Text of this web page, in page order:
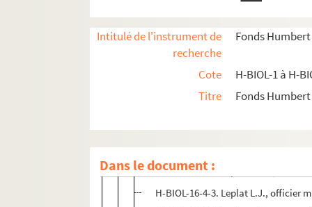
Intitulé de l'instrument de
recherche
Fonds
Cote
H-BIOL-1 à H-
Titre
Fonds
Dans le document :
H-BIOL-16. Le Fel à Lequenne
H-BIOL-16-1. Le Fel à Legrand
H-BIOL-16-2. Le Groux à Lemesre
H-BIOL-16-3. Le Mesre de Pas à
H-BIOL-16-4-1. Lepers Edouard,
H-BIOL-16-4-2. Leplat Louis,
H-BIOL-16-4-3. Leplat L.J., officier